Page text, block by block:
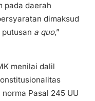
pada daerah
dimaksud
a quo,”
menilai dalil
Pasal 245 UU